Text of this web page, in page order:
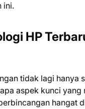
ini.
HP
tidak lagi hanya
aspek kunci yang
hangat